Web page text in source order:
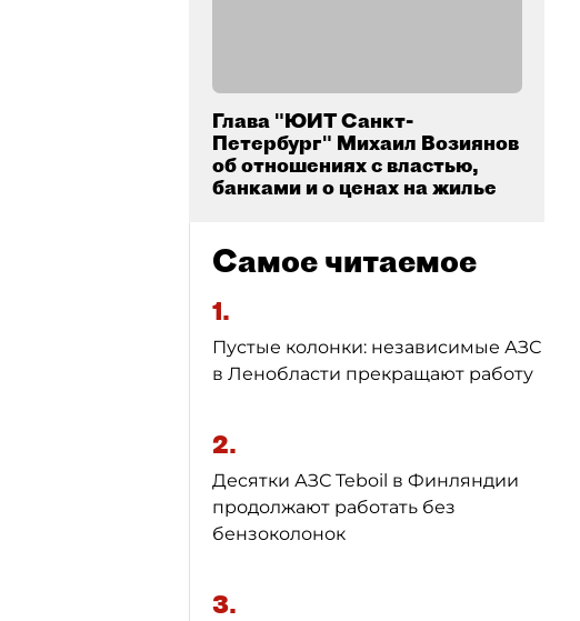
Глава "ЮИТ Санкт-
Петербург" Михаил Возиянов
об отношениях с властью,
банками и о ценах на жилье
Самое читаемое
1.
Пустые колонки: независимые АЗС
в Ленобласти прекращают работу
2.
Десятки АЗС Teboil в Финляндии
продолжают работать без
бензоколонок
3.